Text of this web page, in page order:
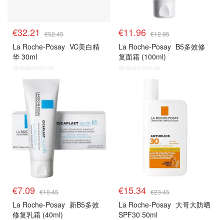
€32.21 €52.45
La Roche-Posay VC美白精
华 30ml
@dealmoon.de
€11.96 €12.95
La Roche-Posay B5多效修
复面霜 (100ml)
@dealmoon.de
€7.09 €10.45
La Roche-Posay 新B5多效
修复乳霜 (40ml)
€15.34 €23.45
La Roche-Posay 大哥大防晒
SPF30 50ml